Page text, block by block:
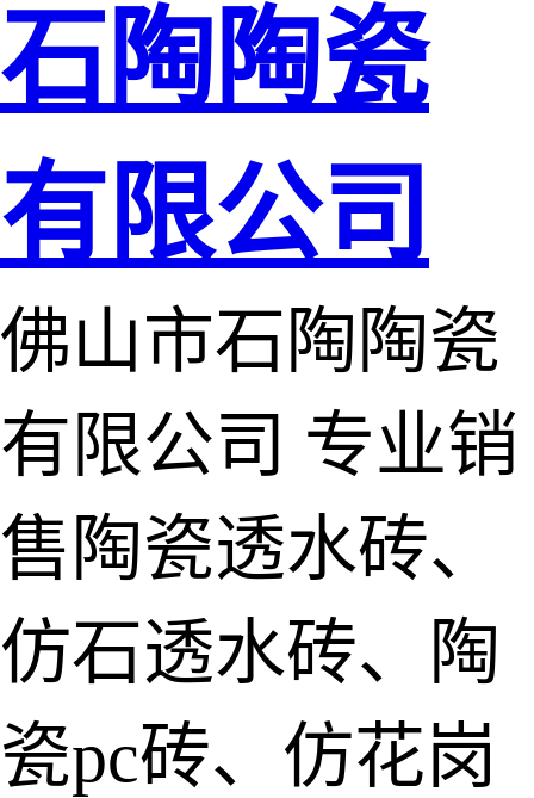
石陶陶瓷
有限公司
佛山市石陶陶瓷
有限公司 专业销
售陶瓷透水砖、
仿石透水砖、陶
瓷pc砖、仿花岗